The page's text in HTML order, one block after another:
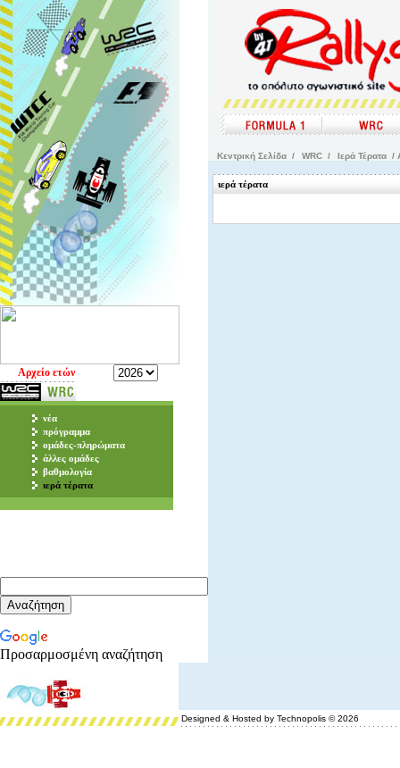
Aρχείο ετών
νέα
πρόγραμμα
ομάδες-πληρώματα
άλλες ομάδες
βαθμολογία
ιερά τέρατα
Προσαρμοσμένη αναζήτηση
Kεντρική Σελίδα / WRC / Ιερά Τέρατα /
ιερά τέρατα
Designed & Hosted by Technopolis © 2026